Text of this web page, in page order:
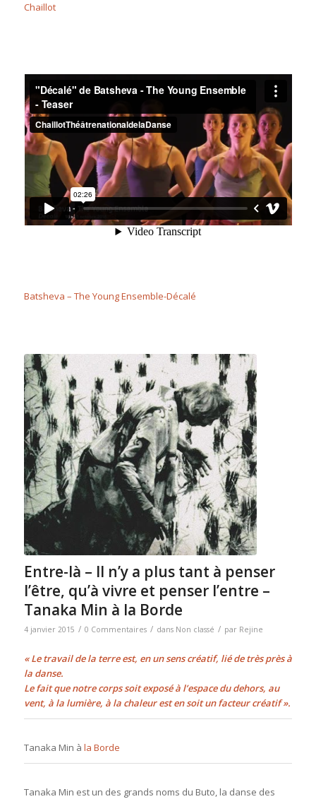
Chaillot
Batsheva – The Young Ensemble-Décalé
Entre-là – Il n’y a plus tant à penser
l’être, qu’à vivre et penser l’entre –
Tanaka Min à la Borde
4 janvier 2015 / 0 Commentaires / dans Non classé / par Rejine
« Le travail de la terre est, en un sens créatif, lié de très près à
la danse.
Le fait que notre corps soit exposé à l’espace du dehors, au
vent, à la lumière, à la chaleur est en soit un facteur créatif ».
Tanaka Min à la Borde
Tanaka Min est un des grands noms du Buto, la danse des